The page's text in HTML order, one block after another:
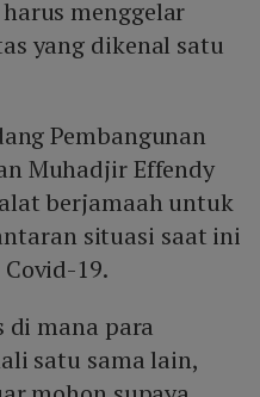
menggelar
yang dikenal satu
Pembangunan
Muhadjir Effendy
berjamaah untuk
situasi saat ini
19.
di mana para
satu sama lain,